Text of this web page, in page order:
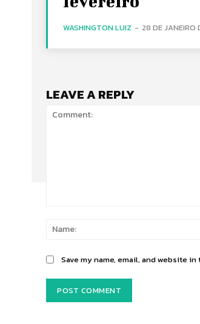
WASHINGTON LUIZ - 28 DE JANEIRO
LEAVE A REPLY
Save my name, email, and website